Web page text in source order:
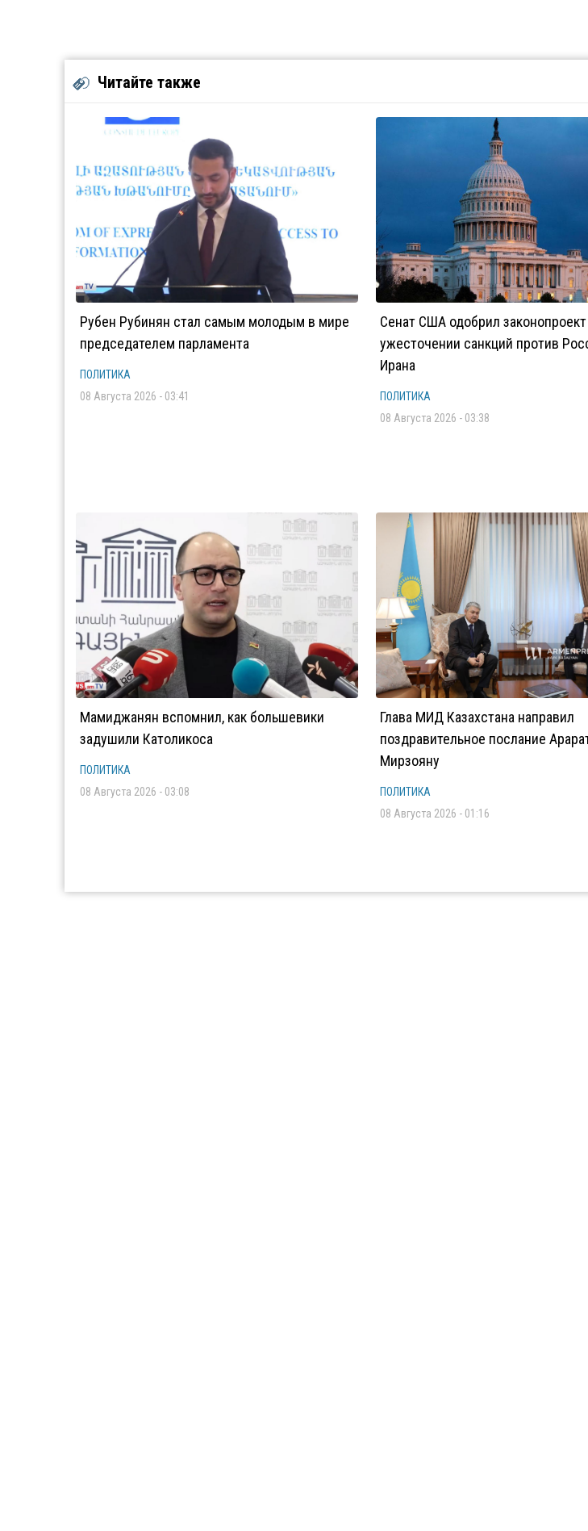
Читайте также
Рубен Рубинян стал самым молодым в мире
председателем парламента
ПОЛИТИКА
08 Августа 2026 - 03:41
Сенат США одобрил
ужесточении санкций против
Ирана
ПОЛИТИКА
08 Августа 2026 - 03:38
Мамиджанян вспомнил, как большевики
задушили Католикоса
ПОЛИТИКА
08 Августа 2026 - 03:08
Глава МИД Казахстана направил
поздравительное послание
Мирзояну
ПОЛИТИКА
08 Августа 2026 - 01:16